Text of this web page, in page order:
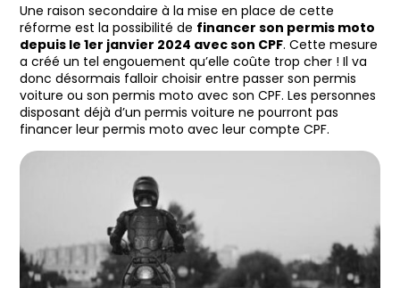
Une raison secondaire à la mise en place de cette
réforme est la possibilité de financer son permis moto
depuis le 1er janvier 2024 avec son CPF. Cette mesure
a créé un tel engouement qu’elle coûte trop cher ! Il va
donc désormais falloir choisir entre passer son permis
voiture ou son permis moto avec son CPF. Les personnes
disposant déjà d’un permis voiture ne pourront pas
financer leur permis moto avec leur compte CPF.